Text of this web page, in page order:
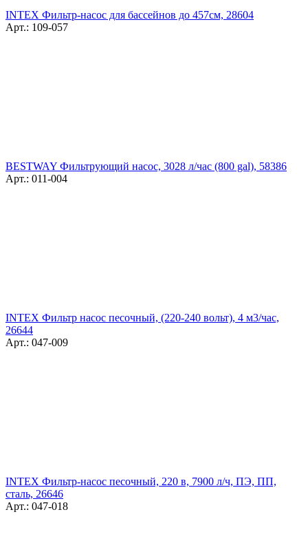
INTEX Фильтр-насос для бассейнов до 457см, 28604
Арт.: 109-057
BESTWAY Фильтрующий насос, 3028 л/час (800 gal), 58386
Арт.: 011-004
INTEX Фильтр насос песочный, (220-240 вольт), 4 м3/час,
26644
Арт.: 047-009
INTEX Фильтр-насос песочный, 220 в, 7900 л/ч, ПЭ, ПП,
сталь, 26646
Арт.: 047-018